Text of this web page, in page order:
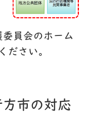
員会のホーム
ださい。
市の対応